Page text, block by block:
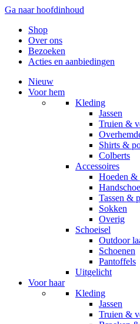
Ga naar hoofdinhoud
Account
Winkelwagen
Shop
Over ons
Bezoeken
Acties en aanbiedingen
Nieuw
Voor hem
Kleding
Jassen
Truien &
Shirts &
Colberts
Accessoires
Hoeden &
Tassen &
Sokken
Overig
Schoeisel
Outdoor
Schoenen
Pantoffels
Uitgelicht
Voor haar
Kleding
Jassen
Truien &